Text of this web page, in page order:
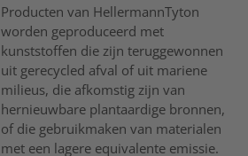
Producten van HellermannTyton
worden geproduceerd met
kunststoffen die zijn teruggewonnen
uit gerecycled afval of uit mariene
milieus, die afkomstig zijn van
hernieuwbare plantaardige bronnen,
of die gebruikmaken van materialen
met een lagere equivalente emissie.